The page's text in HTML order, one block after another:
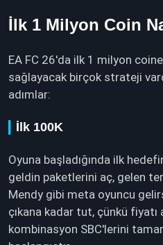
İlk 1 Milyon Coin
EA FC 26'da ilk 1 milyon coine
sağlayacak birçok strateji
adımlar:
İlk 100K
Oyuna başladığında ilk
geldin paketlerini aç, gelen
Mendy gibi meta oyuncu
çıkana kadar tut, çünkü
kombinasyon SBC'lerini